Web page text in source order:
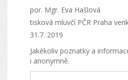
por. Mgr. Eva Hašlová
tisková mluvčí PČR Praha
31.7. 2019
Jakékoliv poznatky a
i anonymně.